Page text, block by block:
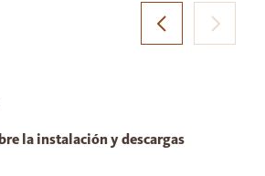
la instalación y descargas